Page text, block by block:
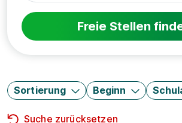
Freie Stellen
Sortierung Beginn
Suche zurücksetzen